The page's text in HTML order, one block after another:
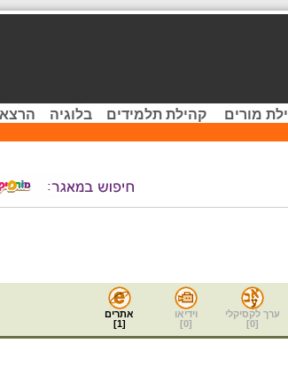
מורים קהילת תלמידים בלוגיה
ערך לקסיקלי
[
0
]
וידיאו
[
0
]
אתרים
[
1
]